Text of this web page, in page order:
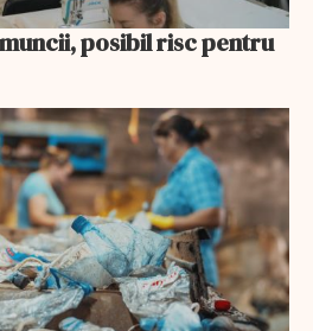
posibil risc pentru